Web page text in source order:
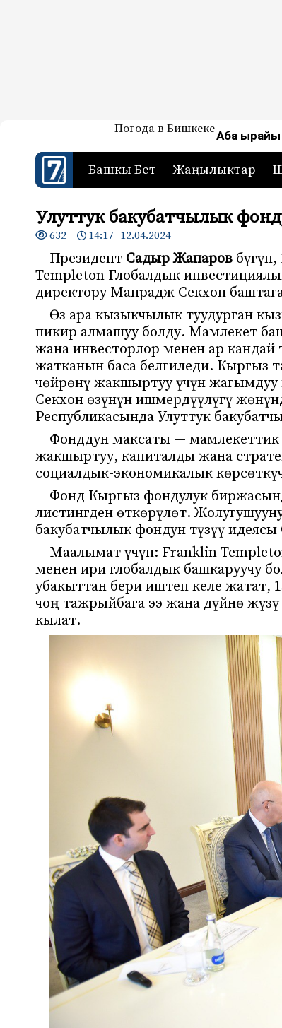
7-канал.
Жаңылыктар — Кыргызстан
Погода в БишкекеАба ырайы
Башкы Бет Жаңылыктар
Улуттук бакубатчылык
632 14:17 12.04.2024
Президент Садыр Жапаров
Templeton Глобалдык
директору Манрадж Секхон
Өз ара кызыкчылык туудурган
пикир алмашуу болду. Мамлекет
жана инвесторлор менен ар кандай
жатканын баса белгиледи. Кыргыз
чөйрөнү жакшыртуу үчүн жагымдуу
Секхон өзүнүн ишмердүүлүгү
Республикасында Улуттук
Фонддун максаты —
жакшыртуу, капиталды жана
социалдык-экономикалык
Фонд Кыргыз фондулук
листингден өткөрүлөт.
бакубатчылык фондун түзүү
Маалымат үчүн: Franklin
менен ири глобалдык башкаруучу
убакыттан бери иштеп келе жатат,
чоң тажрыйбага ээ жана дүйнө
кылат.